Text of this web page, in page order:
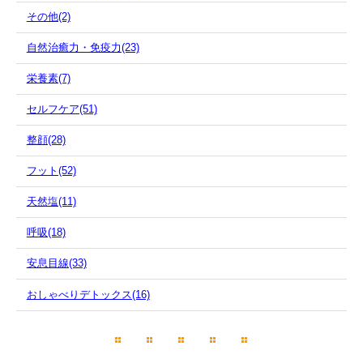
その他(2)
自然治癒力・免疫力(23)
栄養素(7)
セルフケア(51)
整顔(28)
フット(52)
天然塩(11)
呼吸(18)
安息目線(33)
おしゃべりデトックス(16)